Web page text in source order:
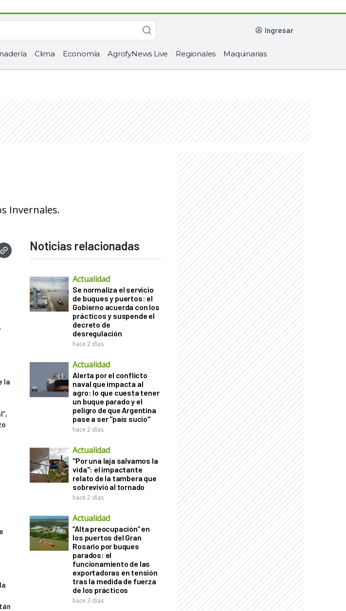
ingresar
Clima Economía AgrofyNews Live Regionales Maquinarias
Invernales.
la
Noticias relacionadas
Actualidad
Se normaliza el servicio
de buques y puertos: el
Gobierno acuerda con los
prácticos y suspende el
decreto de
desregulación
hace 2 días
Actualidad
Alerta por el conflicto
naval que impacta al
agro: lo que cuesta tener
un buque parado y el
peligro de que Argentina
pase a ser "país sucio"
hace 2 días
Actualidad
"Por una laja salvamos la
vida": el impactante
relato de la tambera que
sobrevivió al tornado
hace 2 días
Actualidad
“Alta preocupación” en
los puertos del Gran
Rosario por buques
parados: el
funcionamiento de las
exportadoras en tensión
tras la medida de fuerza
de los prácticos
hace 3 días